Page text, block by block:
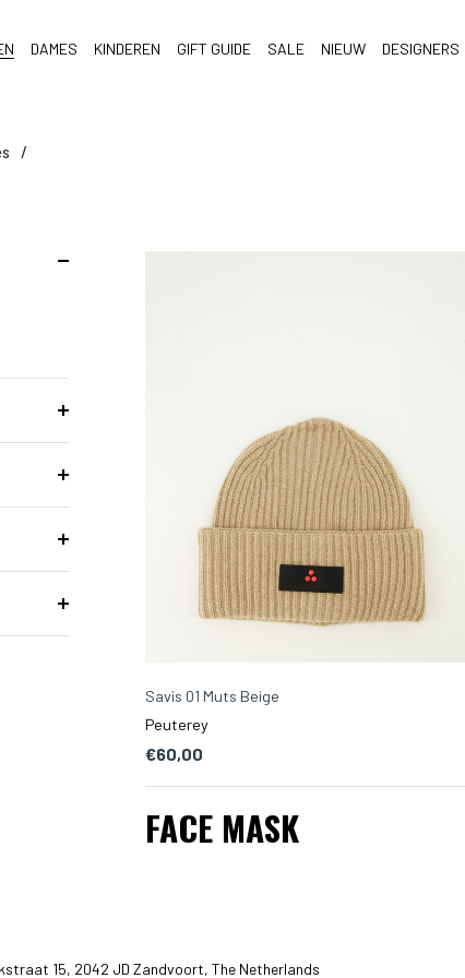
DAMES KINDEREN GIFT GUIDE SALE NIEUW DESIGNERS
/
Savis 01 Muts Beige
Peuterey
€60,00
FACE MASK
15, 2042 JD Zandvoort, The Netherlands